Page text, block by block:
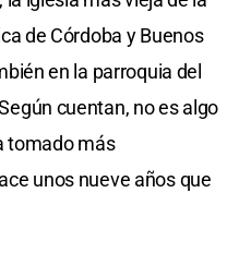
de Córdoba y Buenos
en la parroquia del
cuentan, no es algo
tomado más
unos nueve años que